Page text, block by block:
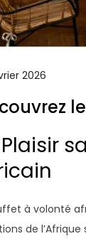
2026
Plaisir
à volonté
de